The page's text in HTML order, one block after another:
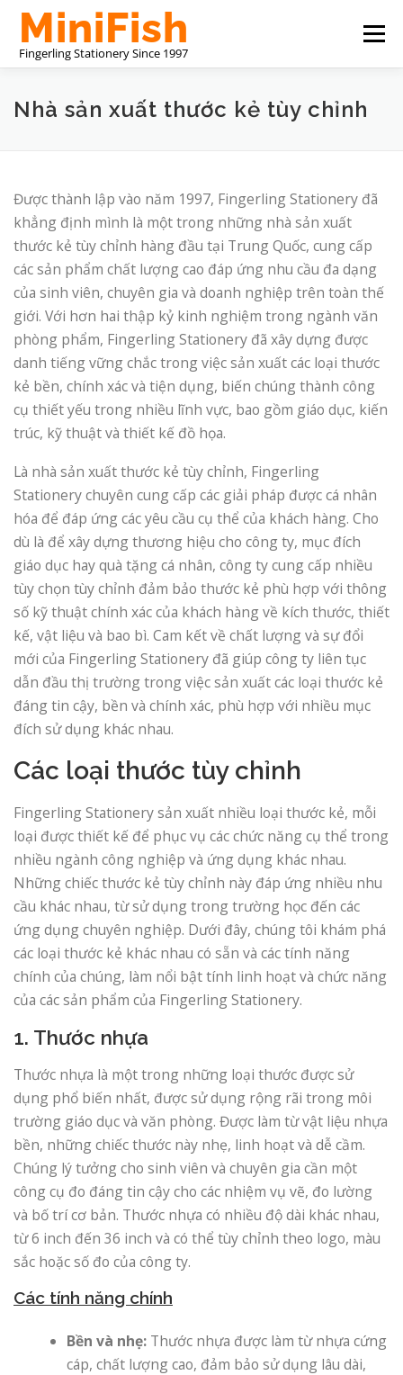
Skip
content
Menu
NHÀ SẢN XUẤT VĂN PHÒNG PHẨM TRUNG QUỐC
Nhà sản xuất thước kẻ tùy chỉnh
Được thành lập vào năm 1997, Fingerling Stationery đã
khẳng định mình là một trong những nhà sản xuất
thước kẻ tùy chỉnh hàng đầu tại Trung Quốc, cung cấp
các sản phẩm chất lượng cao đáp ứng nhu cầu đa dạng
của sinh viên, chuyên gia và doanh nghiệp trên toàn thế
giới. Với hơn hai thập kỷ kinh nghiệm trong ngành văn
phòng phẩm, Fingerling Stationery đã xây dựng được
danh tiếng vững chắc trong việc sản xuất các loại thước
kẻ bền, chính xác và tiện dụng, biến chúng thành công
cụ thiết yếu trong nhiều lĩnh vực, bao gồm giáo dục, kiến
​​trúc, kỹ thuật và thiết kế đồ họa.
Là nhà sản xuất thước kẻ tùy chỉnh, Fingerling
Stationery chuyên cung cấp các giải pháp được cá nhân
hóa để đáp ứng các yêu cầu cụ thể của khách hàng. Cho
dù là để xây dựng thương hiệu cho công ty, mục đích
giáo dục hay quà tặng cá nhân, công ty cung cấp nhiều
tùy chọn tùy chỉnh đảm bảo thước kẻ phù hợp với thông
số kỹ thuật chính xác của khách hàng về kích thước, thiết
kế, vật liệu và bao bì. Cam kết về chất lượng và sự đổi
mới của Fingerling Stationery đã giúp công ty liên tục
dẫn đầu thị trường trong việc sản xuất các loại thước kẻ
đáng tin cậy, bền và chính xác, phù hợp với nhiều mục
đích sử dụng khác nhau.
Các loại thước tùy chỉnh
Fingerling Stationery sản xuất nhiều loại thước kẻ, mỗi
loại được thiết kế để phục vụ các chức năng cụ thể trong
nhiều ngành công nghiệp và ứng dụng khác nhau.
Những chiếc thước kẻ tùy chỉnh này đáp ứng nhiều nhu
cầu khác nhau, từ sử dụng trong trường học đến các
ứng dụng chuyên nghiệp. Dưới đây, chúng tôi khám phá
các loại thước kẻ khác nhau có sẵn và các tính năng
chính của chúng, làm nổi bật tính linh hoạt và chức năng
của các sản phẩm của Fingerling Stationery.
1. Thước nhựa
Thước nhựa là một trong những loại thước được sử
dụng phổ biến nhất, được sử dụng rộng rãi trong môi
trường giáo dục và văn phòng. Được làm từ vật liệu nhựa
bền, những chiếc thước này nhẹ, linh hoạt và dễ cầm.
Chúng lý tưởng cho sinh viên và chuyên gia cần một
công cụ đo đáng tin cậy cho các nhiệm vụ vẽ, đo lường
và bố trí cơ bản. Thước nhựa có nhiều độ dài khác nhau,
từ 6 inch đến 36 inch và có thể tùy chỉnh theo logo, màu
sắc hoặc số đo của công ty.
Các tính năng chính
Bền và nhẹ: Thước nhựa được làm từ nhựa cứng
cáp, chất lượng cao, đảm bảo sử dụng lâu dài,